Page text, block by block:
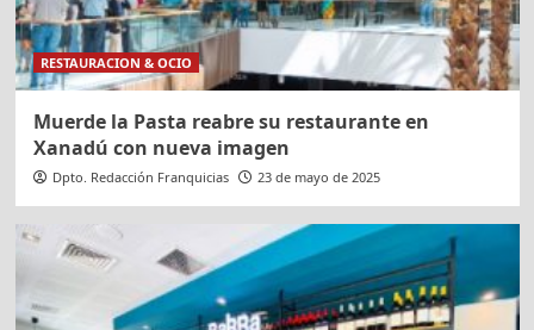
RESTAURACION & OCIO
Muerde la Pasta reabre su restaurante en
Xanadú con nueva imagen
Dpto. Redacción Franquicias 23 de mayo de 2025